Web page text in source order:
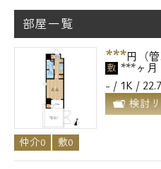
部屋一覧
***円（
敷 ***ヶ月
- / 1K /
検討
仲介0 敷0